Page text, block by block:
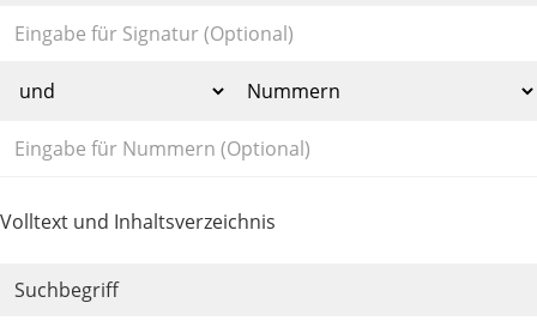
Volltext und Inhaltsverzeichnis
Suchbegriff